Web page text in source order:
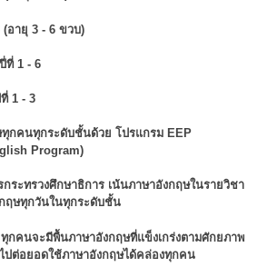
อายุ 3 - 6 ขวบ)
ที่ 1 - 6
1 - 3
ทุกคนทุกระดับชั้นด้วย โปรแกรม EEP
Program)
ระทรวงศึกษาธิการ เน้นภาษาอังกฤษในรายวิชา
ฤษทุกวันในทุกระดับชั้น
กคนจะมีพื้นภาษาอังกฤษที่แข็งเกร่งตามศักยภาพ
ปต่อยอดใช้ภาษาอังกฤษได้คล่องทุกคน